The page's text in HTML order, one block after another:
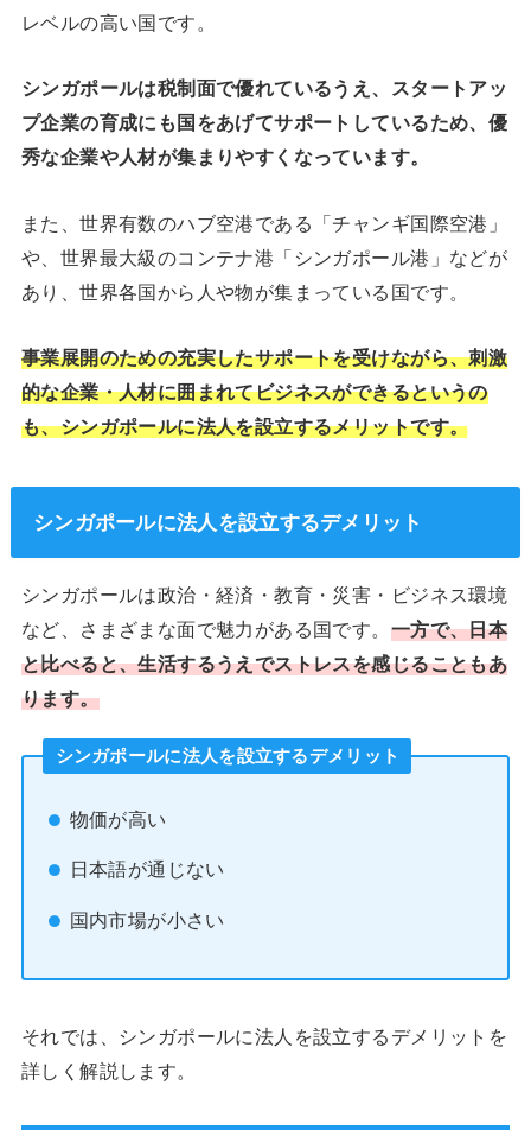
レベルの高い国です。
シンガポールは税制面で優れているうえ、スタートアッ
プ企業の育成にも国をあげてサポートしているため、優
秀な企業や人材が集まりやすくなっています。
また、世界有数のハブ空港である「チャンギ国際空港」
や、世界最大級のコンテナ港「シンガポール港」などが
あり、世界各国から人や物が集まっている国です。
事業展開のための充実したサポートを受けながら、刺激
的な企業・人材に囲まれてビジネスができるというの
も、シンガポールに法人を設立するメリットです。
シンガポールに法人を設立するデメリット
シンガポールは政治・経済・教育・災害・ビジネス環境
など、さまざまな面で魅力がある国です。 一方で、日本
と比べると、生活するうえでストレスを感じることもあ
ります。
シンガポールに法人を設立するデメリット
物価が高い
日本語が通じない
国内市場が小さい
それでは、シンガポールに法人を設立するデメリットを
詳しく解説します。